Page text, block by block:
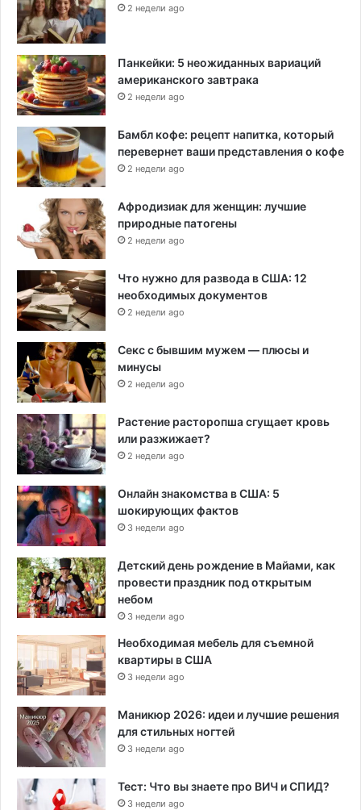
2 недели ago
Панкейки: 5 неожиданных вариаций
американского завтрака
2 недели ago
Бамбл кофе: рецепт напитка, который
перевернет ваши представления о кофе
2 недели ago
Афродизиак для женщин: лучшие
природные патогены
2 недели ago
Что нужно для развода в США: 12
необходимых документов
2 недели ago
Секс с бывшим мужем — плюсы и
минусы
2 недели ago
Растение расторопша сгущает кровь
или разжижает?
2 недели ago
Онлайн знакомства в США: 5
шокирующих фактов
3 недели ago
Детский день рождение в Майами, как
провести праздник под открытым
небом
3 недели ago
Необходимая мебель для съемной
квартиры в США
3 недели ago
Маникюр 2026: идеи и лучшие решения
для стильных ногтей
3 недели ago
Тест: Что вы знаете про ВИЧ и СПИД?
3 недели ago